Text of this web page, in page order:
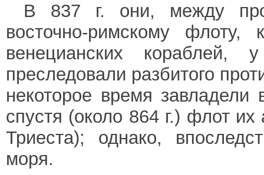
В 837 г. они, между
восточно-римскому
венецианских
преследовали разбитого
некоторое время
спустя (около 864 г.) флот
Триеста); однако,
моря.